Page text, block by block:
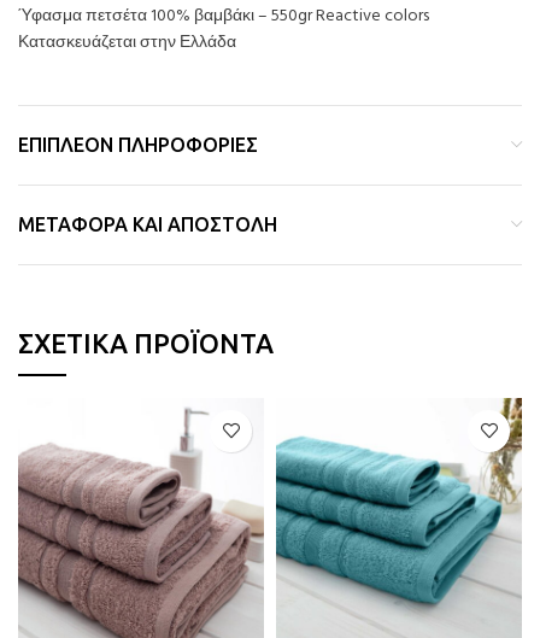
Ύφασμα πετσέτα 100% βαμβάκι – 550gr Reactive colors
Κατασκευάζεται στην Ελλάδα
ΕΠΙΠΛΈΟΝ ΠΛΗΡΟΦΟΡΊΕΣ
ΜΕΤΑΦΟΡΆ ΚΑΙ ΑΠΟΣΤΟΛΉ
ΣΧΕΤΙΚΆ ΠΡΟΪΌΝΤΑ